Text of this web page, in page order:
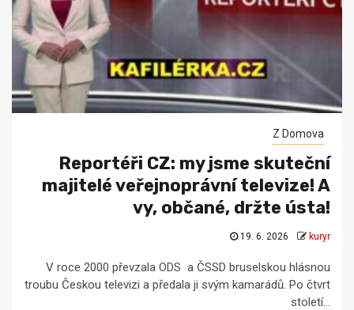
Z Domova
Reportéři CZ: my jsme skuteční
majitelé veřejnoprávní televize! A
vy, občané, držte ústa!
19. 6. 2026 kuryr
V roce 2000 převzala ODS a ČSSD bruselskou hlásnou
troubu Českou televizi a předala ji svým kamarádů. Po čtvrt
století...